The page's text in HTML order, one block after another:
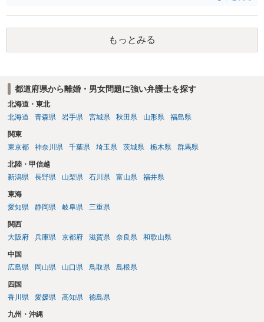
できるかどうかがポイントです。 記録中に現れた一切の事情が判断対
象ですので、上記(1)と(2)を説明できる資料は全て（ただし理路整然
に）提出することが必要になります。「フラッシュバック」とのこと
なので、例えば、医学上確立されているPTSDの診断基準に合致した説
護士へ依頼しても苦労することが強く予想されるところです。、もし
本人申立てをお考えであれば、医学知識はもちろん法律知識も要求さ
れますので、性急な申立てをせず、知識と資料をしっかりと揃えて、
もっとみる
都道府県から離婚・男女問題に強い弁護士を探す
北海道・東北
北海道
青森県 岩手県 宮城県 秋田県 山形県 福島県
関東
東京都
神奈川県 千葉県 埼玉県 茨城県 栃木県 群馬県
北陸・甲信越
新潟県
長野県 山梨県 石川県 富山県 福井県
東海
愛知県
静岡県 岐阜県 三重県
関西
大阪府
兵庫県 京都府 滋賀県 奈良県 和歌山県
中国
広島県
岡山県 山口県 鳥取県 島根県
四国
香川県
愛媛県 高知県 徳島県
九州・沖縄